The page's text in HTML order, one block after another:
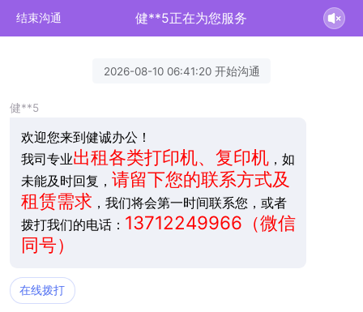
结束沟通 健**5正在为您服务
2026-08-10 06:41:20 开始沟通
健**5
欢迎您来到健诚办公！
我司专业出租各类打印机、复印机，如
未能及时回复， 请留下您的联系方式及
租赁需求 ，我们将会第一时间联系您，或者
拨打我们的电话： 13712249966（微信
同号）
在线拨打